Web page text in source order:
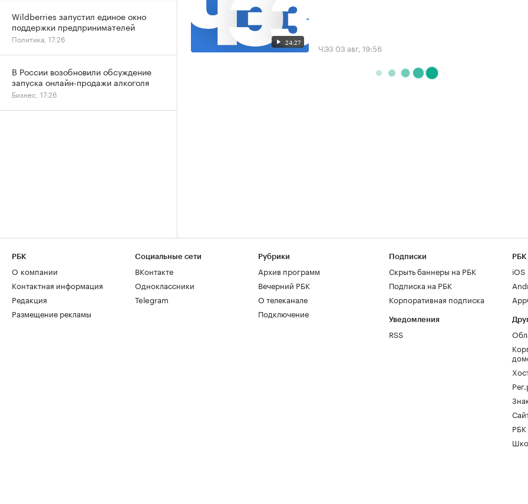
24:27 ЧЭЗ 03 авг, 19:56
Wildberries запустил единое окно
поддержки предпринимателей
Политика, 17:26
В России возобновили обсуждение
запуска онлайн-продажи алкоголя
Бизнес, 17:26
РБК
О компании
Контактная информация
Редакция
Размещение рекламы
Социальные сети
ВКонтакте
Одноклассники
Telegram
Рубрики
Архив программ
Вечерний РБК
О телеканале
Подключение
Подписки
Скрыть баннеры на РБК
Подписка на РБК
Корпоративная подписка
Уведомления
RSS
РБК
iOS